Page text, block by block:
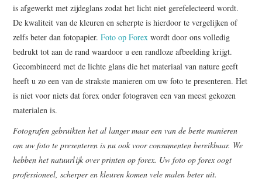
is afgewerkt met zijdeglans zodat het licht niet gerefelecteerd wordt.
De kwaliteit van de kleuren en scherpte is hierdoor te vergelijken of
zelfs beter dan fotopapier.Foto op Forex wordt door ons volledig
bedrukt tot aan de rand waardoor u een randloze afbeelding krijgt.
Gecombineerd met de lichte glans die het materiaal van nature geeft
heeft u zo een van de strakste manieren om uw foto te presenteren. Het
is niet voor niets dat forex onder fotograven een van meest gekozen
materialen is.
Fotografen gebruikten het al langer maar een van de beste manieren
om uw foto te presenteren is nu ook voor consumenten bereikbaar. We
hebben het natuurlijk over printen op forex. Uw foto op forex oogt
professioneel, scherper en kleuren komen vele malen beter uit.